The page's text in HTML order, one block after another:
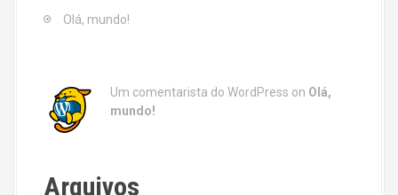
Olá, mundo!
Um comentarista do WordPress on Olá,
mundo!
Arquivos